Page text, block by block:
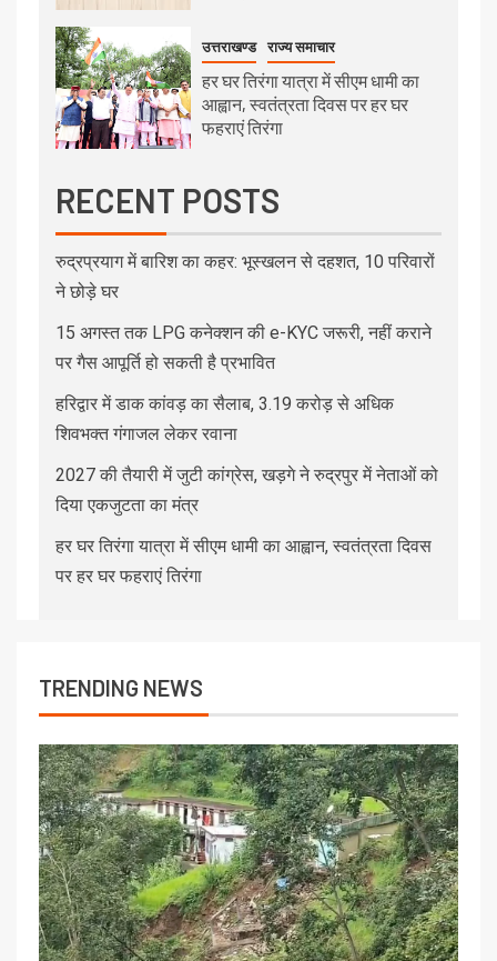
उत्तराखण्ड राज्य समाचार
हर घर तिरंगा यात्रा में सीएम धामी का
आह्वान, स्वतंत्रता दिवस पर हर घर
फहराएं तिरंगा
RECENT POSTS
रुद्रप्रयाग में बारिश का कहर: भूस्खलन से दहशत, 10 परिवारों
ने छोड़े घर
15 अगस्त तक LPG कनेक्शन की e-KYC जरूरी, नहीं कराने
पर गैस आपूर्ति हो सकती है प्रभावित
हरिद्वार में डाक कांवड़ का सैलाब, 3.19 करोड़ से अधिक
शिवभक्त गंगाजल लेकर रवाना
2027 की तैयारी में जुटी कांग्रेस, खड़गे ने रुद्रपुर में नेताओं को
दिया एकजुटता का मंत्र
हर घर तिरंगा यात्रा में सीएम धामी का आह्वान, स्वतंत्रता दिवस
पर हर घर फहराएं तिरंगा
TRENDING NEWS